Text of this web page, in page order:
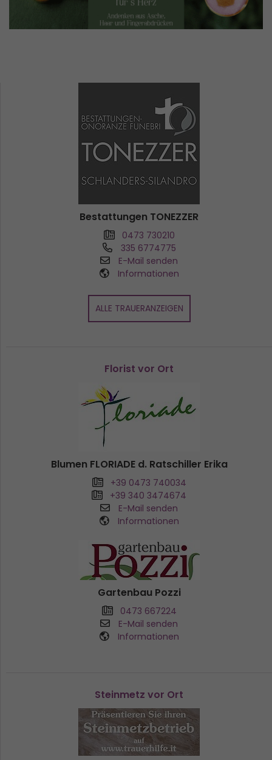
Bestattungen TONEZZER
0473 730210
335 6774775
E-Mail senden
Informationen
ALLE TRAUERANZEIGEN
Florist vor Ort
Blumen FLORIADE d. Ratschiller Erika
+39 0473 740034
+39 340 3474674
E-Mail senden
Informationen
Gartenbau Pozzi
0473 667224
E-Mail senden
Informationen
Steinmetz vor Ort